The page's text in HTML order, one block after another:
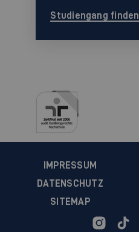
Studiengang finden
IMPRESSUM
DATENSCHUTZ
SITEMAP